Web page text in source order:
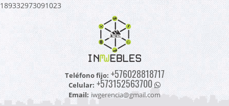
189332973091023
Teléfono fijo: +576028818717
Celular: +573152563700
Email: iwgerencia@gmail.com